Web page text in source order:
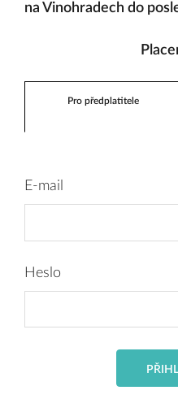
na Vinohradech do
Pro předplatitele
E-mail
Heslo